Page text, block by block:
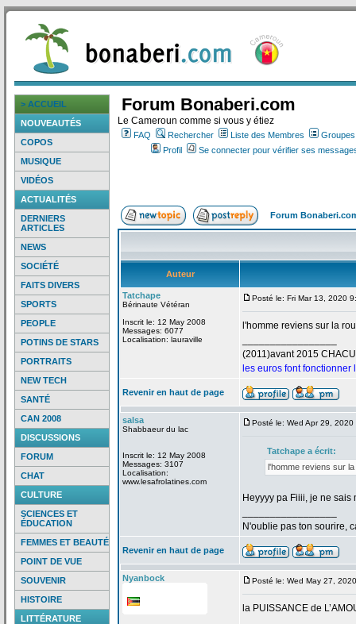
> ACCUEIL
NOUVEAUTÉS
COPOS
MUSIQUE
VIDÉOS
ACTUALITÉS
DERNIERS
ARTICLES
NEWS
SOCIÉTÉ
FAITS DIVERS
SPORTS
PEOPLE
POTINS DE STARS
PORTRAITS
NEW TECH
SANTÉ
CAN 2008
DISCUSSIONS
FORUM
CHAT
CULTURE
SCIENCES ET
ÉDUCATION
FEMMES ET BEAUTÉ
POINT DE VUE
SOUVENIR
HISTOIRE
LITTÉRATURE
Forum Bonaberi.com
Le Cameroun comme si vous y étiez
FAQ Rechercher Liste des Membres
Profil
Se connecter pour vérifier ses
Forum
Auteur
Tatchape
Bérinaute Vétéran
Inscrit le: 12 May 2008
Messages: 6077
Localisation: lauraville
Posté le: Fri Mar 13, 2020
l'homme reviens sur la
(2011)avant 2015
les euros font fonctionner
Revenir en haut de page
salsa
Shabbaeur du lac
Inscrit le: 12 May 2008
Messages: 3107
Localisation:
www.lesafrolatines.com
Posté le: Wed Apr 29, 2020
Tatchape a écrit:
l'homme reviens sur la
Heyyyy pa Fiiii, je ne sais
N'oublie pas ton sourire,
Revenir en haut de page
Nyanbock Posté le: Wed May 27,
la PUISSANCE de